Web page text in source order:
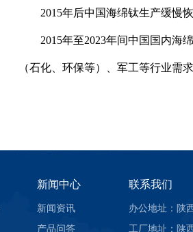
2015年后中国海绵钛生产缓慢恢
2015年至2023年间中国国内海绵
（石化、环保等）、军工等行业需
新闻中心
新闻资讯
产品问答
联系我们
办公地址：陕
工厂地址：陕